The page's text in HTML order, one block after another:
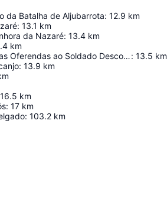
da Batalha de Aljubarrota: 12.9 km
: 13.1 km
da Nazaré: 13.4 km
km
Monumento e Museu das Oferendas ao Soldado Desconhecido: 13.5 km
: 13.9 km
16.5 km
: 17 km
: 103.2 km